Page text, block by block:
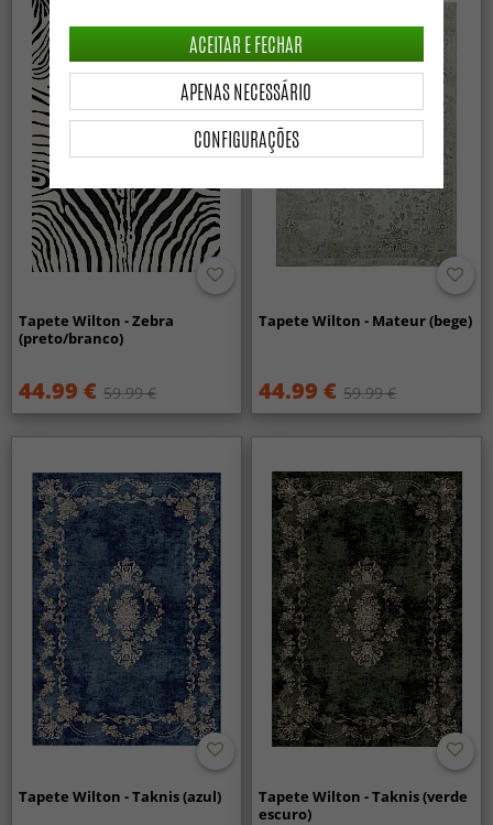
Tapete Wilton - Zebra
(preto/branco)
44.99 € 59.99 €
Tapete Wilton - Mateur (bege)
44.99 € 59.99 €
Tapete Wilton - Taknis (azul)
Tapete Wilton - Taknis (verde
escuro)
CONFIGURAÇÕES
APENAS NECESSÁRIO
ACEITAR E FECHAR